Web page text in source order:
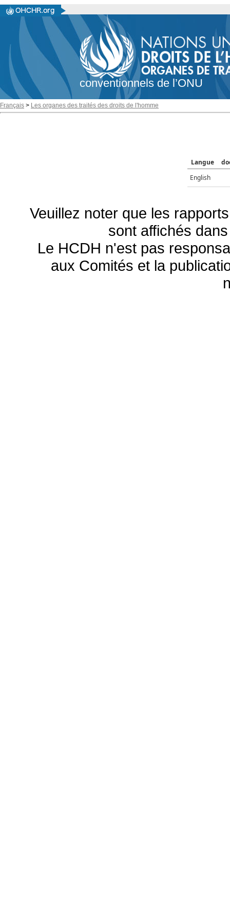
conventionnels de l’ONU
Français > Les organes des traités des droits de l'homme
Langue
English
Veuillez noter que les
sont affichés
Le HCDH n'est pas
aux Comités et la